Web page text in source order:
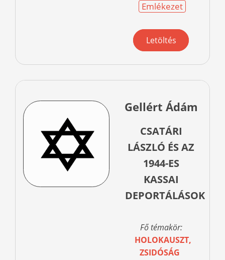
Emlékezet
Letöltés
Gellért Ádám
CSATÁRI
LÁSZLÓ ÉS AZ
1944-ES
KASSAI
DEPORTÁLÁSOK
Fő témakör:
HOLOKAUSZT,
ZSIDÓSÁG